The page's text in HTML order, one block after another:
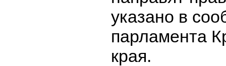
указано в
парламента
края.